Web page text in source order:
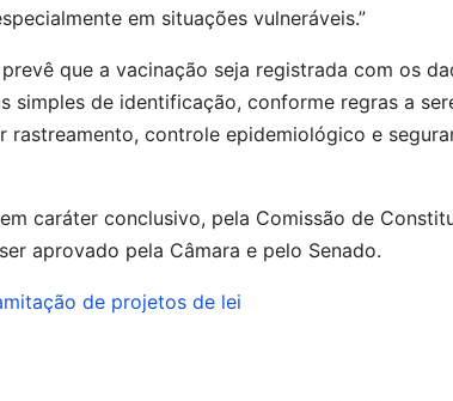
em situações vulneráveis.”
que a vacinação seja registrada com os
simples de identificação, conforme regras a
rastreamento, controle epidemiológico e
caráter conclusivo, pela Comissão de
aprovado pela Câmara e pelo Senado.
de projetos de lei